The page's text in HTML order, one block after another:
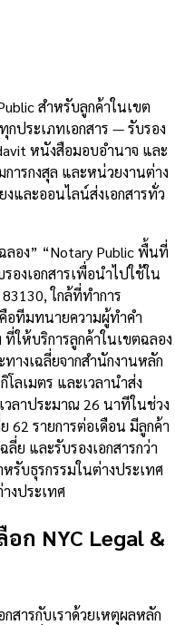
สำหรับลูกค้าในเขต
ประเภทเอกสาร — รับรอง
หนังสือมอบอำนาจ และ
ารกงสุล และหน่วยงานต่าง
และออนไลน์ส่งเอกสารทั่ว
ลอง” “Notary Public พื้นที่
องเอกสารเพื่อนำไปใช้ใน
ใกล้ที่ทำการ
อทีมทนายความผู้ทำคำ
ให้บริการลูกค้าในเขตฉลอง
างเฉลี่ยจากสำนักงานหลัก
ลเมตร และเวลานำส่ง
วลาประมาณ 26 นาทีในช่วง
62 รายการต่อเดือน มีลูกค้า
ย และรับรองเอกสารกว่า
รับธุรกรรมในต่างประเทศ
งประเทศ
ก NYC Legal &
กสารกับเราด้วยเหตุผลหลัก